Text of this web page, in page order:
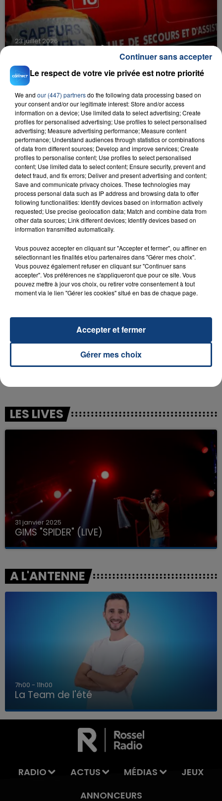
LA TEAM DE L'ÉTÉ
23 juillet 2026
INCENDIE MORTEL À LENS : UNE FEMME ET
SON BÉBÉ ENTRE LA VIE ET LA...
Un homme s'est immolé par le feu après avoir
aspergé sa compagne et leur bébé de trois mois
d'un liquide inflammable.
20 juillet 2026
UNE ADOLESCENTE DEVANT SE FAIRE
OPÉRER DE LA CHEVILLE RESSORT DE LA...
La famille a porté plainte contre la clinique qui a
reconnu sa responsabilité et présenté ses
excuses.
TITRES DIFFUSÉS
23h41
23h41
STARDUST
23h37
23h37
BRUNO MARS
LES LIVES
31 janvier 2025
GIMS "SPIDER" (LIVE)
A L'ANTENNE
7h00 - 11h00
La Team de l'été
RADIO ACTUS MÉDIAS
JEUX
ANNONCEURS
Le respect de votre vie privée est notre priorité
We and our (447) partnersdo the following data processing based on
your consent and/or our legitimate interest: Store and/or access
information on a device; Use limited data to select advertising; Create
profiles for personalised advertising; Use profiles to select personalised
advertising; Measure advertising performance; Measure content
performance; Understand audiences through statistics or combinations
of data from different sources; Develop and improve services; Create
profiles to personalise content; Use profiles to select personalised
content; Use limited data to select content; Ensure security, prevent and
detect fraud, and fix errors; Deliver and present advertising and content;
Save and communicate privacy choices. These technologies may
process personal data such as IP address and browsing data to offer
following functionalities: Identify devices based on information actively
requested; Use precise geolocation data; Match and combine data from
other data sources; Link different devices; Identify devices based on
information transmitted automatically.
Vous pouvez accepter en cliquant sur "Accepter et fermer", ou affiner en
sélectionnant les finalités et/ou partenaires dans "Gérer mes choix".
Vous pouvez également refuser en cliquant sur "Continuer sans
accepter". Vos préférences ne s'appliqueront que pour ce site. Vous
pouvez mettre à jour vos choix, ou retirer votre consentement à tout
moment via le lien "Gérer les cookies" situé en bas de chaque page.
Gérer mes choix
Accepter et fermer
Continuer sans accepter